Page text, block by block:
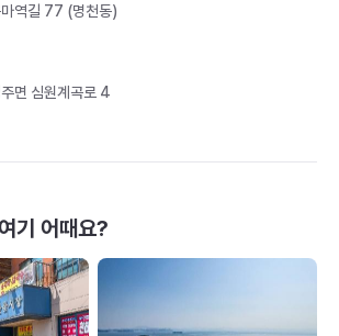
마역길 77 (명천동)
면 심원계곡로 4
기 어때요?